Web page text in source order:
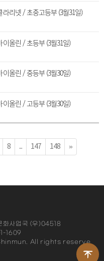
리넷 / 초중고등부 (3월31일)
올린 / 초등부 (3월31일)
올린 / 중등부 (3월30일)
올린 / 고등부 (3월30일)
8 ... 147 148 »
화사업국 (우)04518
1609
All rights reserve